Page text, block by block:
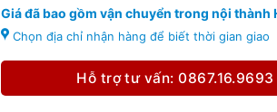
Giá đã bao gồm vận chuyển trong nội thành
Chọn địa chỉ nhận hàng để biết thời gian giao
Hỗ trợ tư vấn: 0867.16.9693